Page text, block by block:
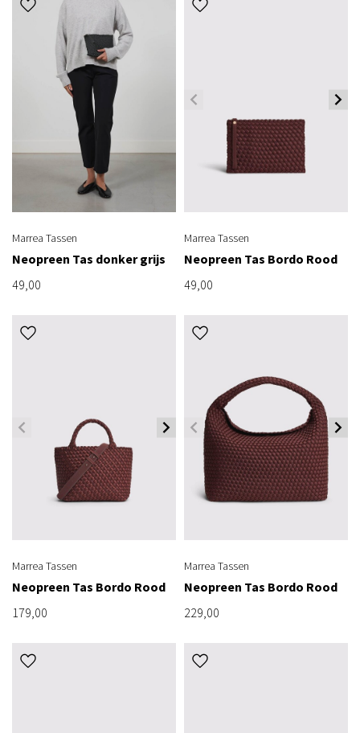
Marrea Tassen
Neopreen Tas donker grijs
49,00
Marrea Tassen
Neopreen Tas Bordo Rood
49,00
Marrea Tassen
Neopreen Tas Bordo Rood
179,00
Marrea Tassen
Neopreen Tas Bordo Rood
229,00